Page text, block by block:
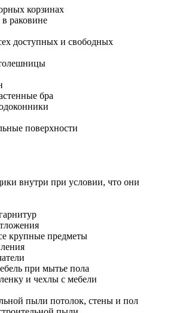
корзинах
раковине
доступных и свободных
бра
поверхности
внутри при условии, что они
крупные предметы
при мытье пола
и чехлы с мебели
пыли потолок, стены и пол